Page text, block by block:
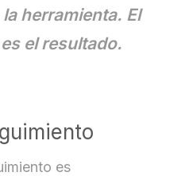
herramienta. El
el resultado.
es